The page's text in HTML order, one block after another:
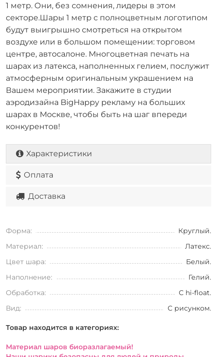
1 метр. Они, без сомнения, лидеры в этом
секторе.Шары 1 метр с полноцветным логотипом
будут выигрышно смотреться на открытом
воздухе или в большом помещении: торговом
центре, автосалоне. Многоцветная печать на
шарах из латекса, наполненных гелием, послужит
атмосферным оригинальным украшением на
Вашем мероприятии. Закажите в студии
аэродизайна BigHappy рекламу на больших
шарах в Москве, чтобы быть на шаг впереди
конкурентов!
Характеристики
Оплата
Доставка
Форма:
Круглый.
Материал:
Латекс.
Цвет шара:
Белый.
Наполнение:
Гелий.
Обработка:
С hi-float.
Вид:
С рисунком.
Товар находится в категориях:
Материал шаров биоразлагаемый!